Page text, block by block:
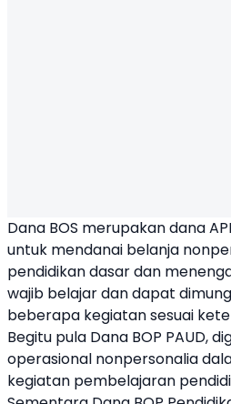
Dana BOS merupakan dana
untuk mendanai belanja
pendidikan dasar dan
wajib belajar dan dapat
beberapa kegiatan sesuai
Begitu pula Dana BOP PAUD,
operasional nonpersonalia
kegiatan pembelajaran